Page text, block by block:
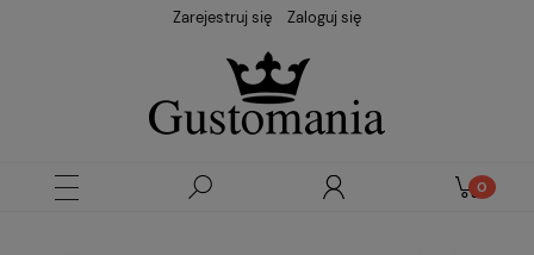
Zarejestruj się Zaloguj się